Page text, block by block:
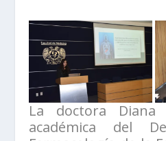
La doctora Diana
académica del